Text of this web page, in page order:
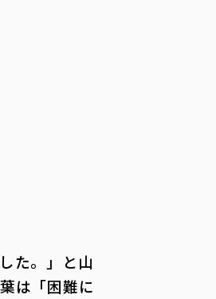
た。」と山
は「困難に